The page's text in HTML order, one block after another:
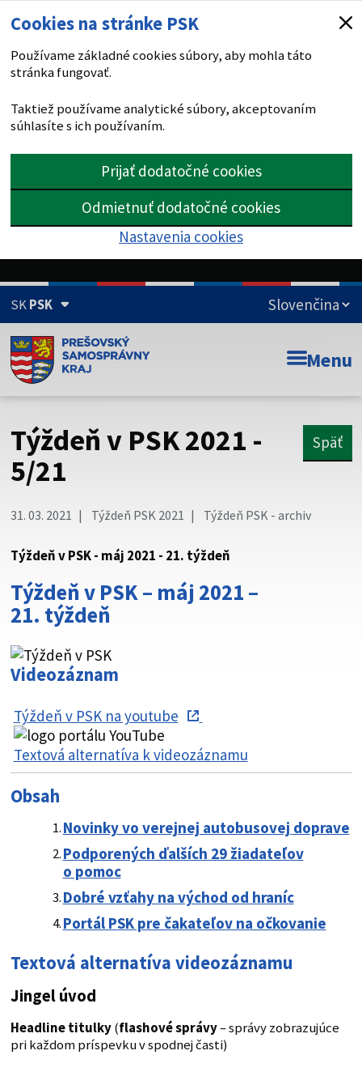
Cookies na stránke PSK
Používame základné cookies súbory, aby mohla táto
stránka fungovať.
Taktiež používame analytické súbory, akceptovaním
súhlasíte s ich používaním.
Prijať dodatočné cookies
Odmietnuť dodatočné cookies
Nastavenia cookies
SKPSK
Doména psk.sk je oficiálna
Toto je oficiálna webová stránka Prešovského
psk.sk.
Táto stránka je zabezpečená
cez zabezpečenú webovú stránku. Zabezpečená stránka
vždy začína https:// pred názvom domény webového sídla.
Menu
Týždeň v PSK 2021 -
5/21
Späť
31. 03. 2021 Týždeň PSK 2021 Týždeň PSK - archiv
Týždeň v PSK - máj 2021 - 21. týždeň
Týždeň v PSK – máj 2021 –
21. týždeň
Týždeň v PSK na youtube
Textová alternatíva k videozáznamu
Videozáznam
Obsah
Novinky vo verejnej autobusovej doprave
Podporených ďalších 29 žiadateľov
o pomoc
Dobré vzťahy na východ od hraníc
Portál PSK pre čakateľov na očkovanie
Textová alternatíva videozáznamu
Jingel úvod
Headline titulky(flashové správy– správy zobrazujúce
pri každom príspevku v spodnej časti)